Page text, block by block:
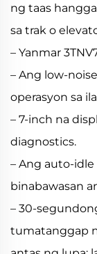
ng taas
sa trak o
– Yanmar
– Ang low-
operasyon sa
– 7-inch na
diagnostics.
– Ang auto-idle
binabawasan
– 30-
tumatanggap